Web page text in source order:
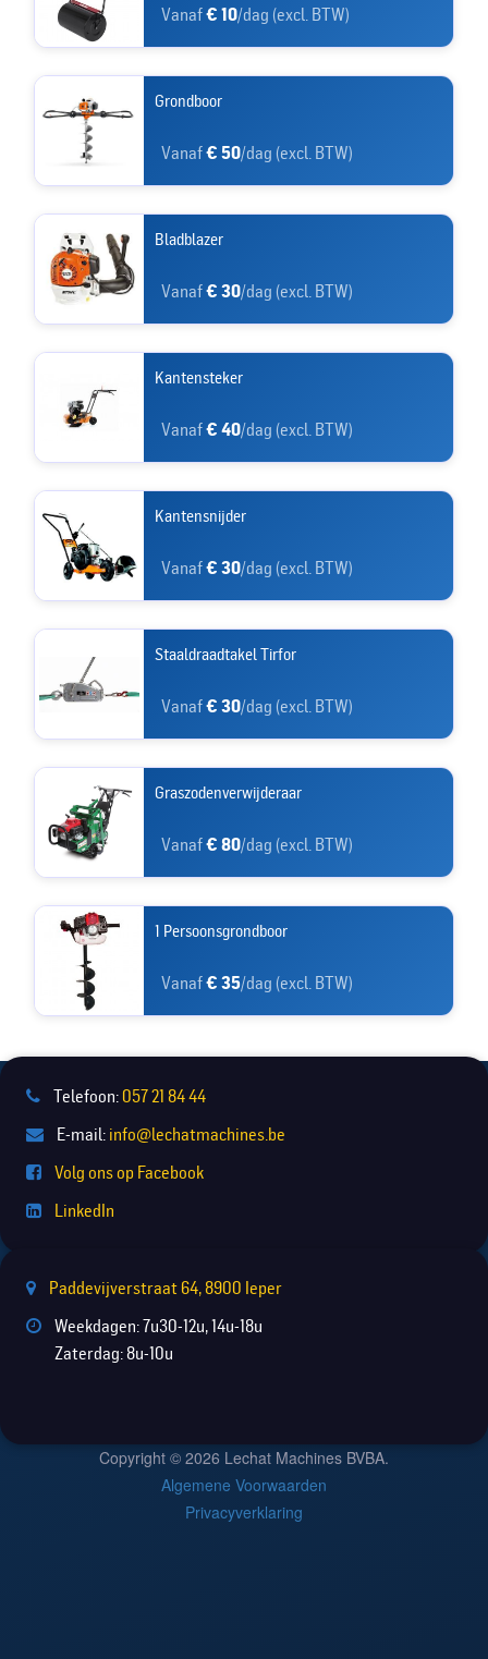
Vanaf€ 10/dag (excl. BTW)
Grondboor
Vanaf€ 50/dag (excl. BTW)
Bladblazer
Vanaf€ 30/dag (excl. BTW)
Kantensteker
Vanaf€ 40/dag (excl. BTW)
Kantensnijder
Vanaf€ 30/dag (excl. BTW)
Staaldraadtakel Tirfor
Vanaf€ 30/dag (excl. BTW)
Graszodenverwijderaar
Vanaf€ 80/dag (excl. BTW)
1 Persoonsgrondboor
Vanaf€ 35/dag (excl. BTW)
Telefoon: 057 21 84 44
E-mail: info@lechatmachines.be
Volg ons op Facebook
LinkedIn
Paddevijverstraat 64, 8900 Ieper
Weekdagen: 7u30-12u, 14u-18u
Zaterdag: 8u-10u
Copyright © 2026 Lechat Machines BVBA.
Algemene Voorwaarden
Privacyverklaring